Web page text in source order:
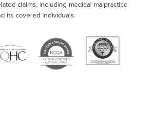
claims, including medical malpractice
its covered individuals.